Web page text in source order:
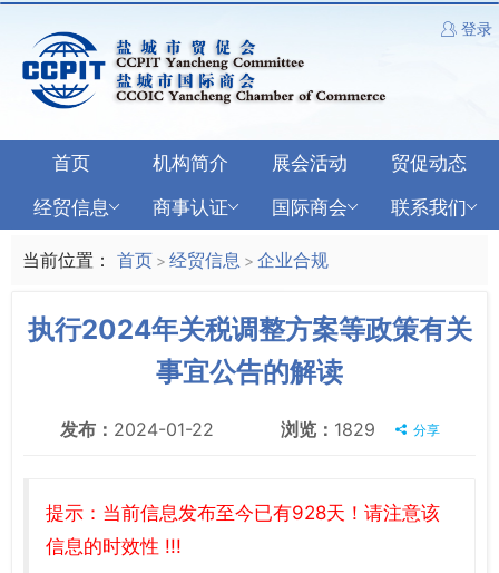
登录
首页 机构简介 展会活动
贸促动态
经贸信息
商事认证 国际商会 联系我们
当前位置： 首页 > 经贸信息 > 企业合规
执行2024年关税调整方案等政策有关
事宜公告的解读
发布： 2024-01-22 浏览： 1829 分享
提示：当前信息发布至今已有928天！请注意该
信息的时效性 !!!